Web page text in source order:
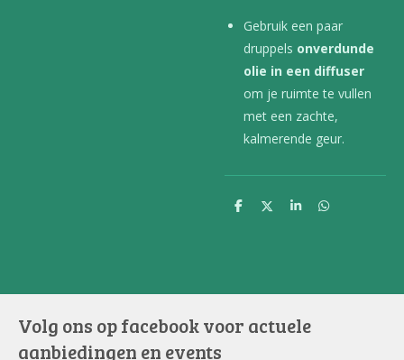
Gebruik een paar
druppels onverdunde
olie in een diffuser
om je ruimte te vullen
met een zachte,
kalmerende geur.
D
D
S
D
Volg ons op facebook voor actuele
aanbiedingen en events